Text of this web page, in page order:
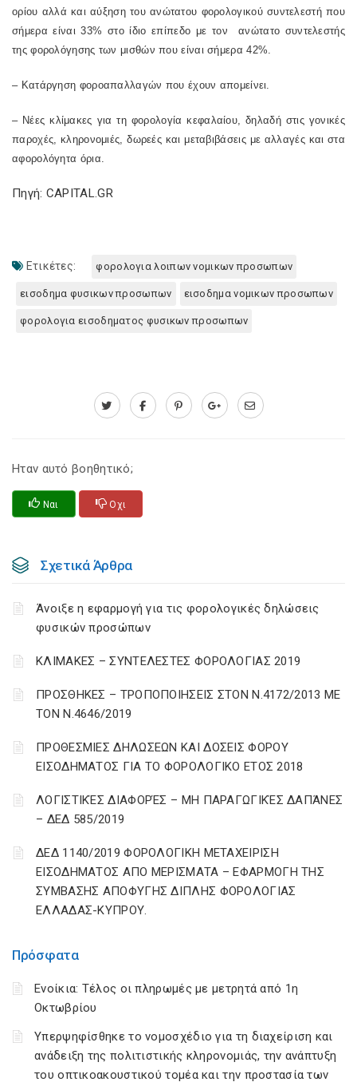
Πρόσφατα
Ενοίκια: Τέλος οι πληρωμές με μετρητά από 1η
Οκτωβρίου
Υπερψηφίσθηκε το νομοσχέδιο για τη διαχείριση και
ανάδειξη της πολιτιστικής κληρονομιάς, την ανάπτυξη
του οπτικοακουστικού τομέα και την προστασία των
ορίου αλλά και αύξηση του ανώτατου φορολογικού συντελεστή που
σήμερα είναι 33% στο ίδιο επίπεδο με τον ανώτατο συντελεστής
της φορολόγησης των μισθών που είναι σήμερα 42%.
– Κατάργηση φοροαπαλλαγών που έχουν απομείνει.
– Nέες κλίμακες για τη φορολογία κεφαλαίου, δηλαδή στις γονικές
παροχές, κληρονομιές, δωρεές και μεταβιβάσεις με αλλαγές και στα
αφορολόγητα όρια.
Πηγή: CAPITAL.GR
Ετικέτες: φορολογια λοιπων νομικων προσωπων
εισοδημα φυσικων προσωπων εισοδημα νομικων προσωπων
φορολογια εισοδηματος φυσικων προσωπων
Ηταν αυτό βοηθητικό;
Ναι Οχι
Σχετικά Άρθρα
Άνοιξε η εφαρμογή για τις φορολογικές δηλώσεις
φυσικών προσώπων
ΚΛΙΜΑΚΕΣ – ΣΥΝΤΕΛΕΣΤΕΣ ΦΟΡΟΛΟΓΙΑΣ 2019
ΠΡΟΣΘΗΚΕΣ – ΤΡΟΠΟΠΟΙΗΣΕΙΣ ΣΤΟΝ Ν.4172/2013 ΜΕ
ΤΟΝ Ν.4646/2019
ΠΡΟΘΕΣΜΙΕΣ ΔΗΛΩΣΕΩΝ ΚΑΙ ΔΟΣΕΙΣ ΦΟΡΟΥ
ΕΙΣΟΔΗΜΑΤΟΣ ΓΙΑ ΤΟ ΦΟΡΟΛΟΓΙΚΟ ΕΤΟΣ 2018
ΛΟΓΙΣΤΙΚΈΣ ΔΙΑΦΟΡΈΣ – ΜΗ ΠΑΡΑΓΩΓΙΚΈΣ ΔΑΠΆΝΕΣ
– ΔΕΔ 585/2019
ΔΕΔ 1140/2019 ΦΟΡΟΛΟΓΙΚΗ ΜΕΤΑΧΕΙΡΙΣΗ
ΕΙΣΟΔΗΜΑΤΟΣ ΑΠΟ ΜΕΡΙΣΜΑΤΑ – ΕΦΑΡΜΟΓΗ ΤΗΣ
ΣΥΜΒΑΣΗΣ ΑΠΟΦΥΓΗΣ ΔΙΠΛΗΣ ΦΟΡΟΛΟΓΙΑΣ
ΕΛΛΑΔΑΣ-ΚΥΠΡΟΥ.